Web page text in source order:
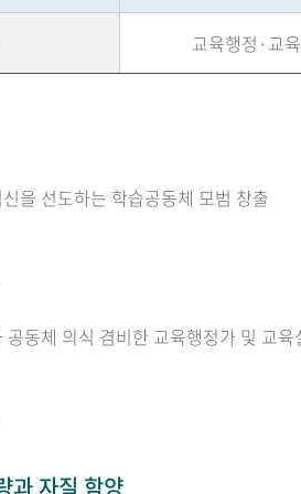
교육행정·교
을 선도하는 학습공동체 모범 창출
동체 의식 겸비한 교육행정가 및 교육
과 자질 함양